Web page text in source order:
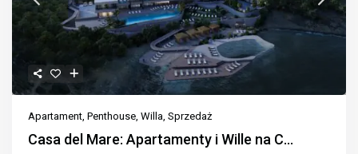
Apartament,Penthouse,Willa,Sprzedaż
Casa del Mare: Apartamenty i Wille na C...